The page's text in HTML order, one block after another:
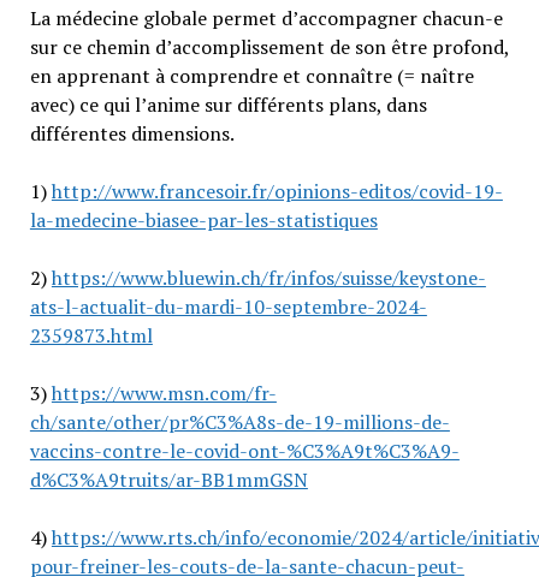
La médecine globale permet d’accompagner chacun-e
sur ce chemin d’accomplissement de son être profond,
en apprenant à comprendre et connaître (= naître
avec) ce qui l’anime sur différents plans, dans
différentes dimensions.
1)http://www.francesoir.fr/opinions-editos/covid-19-
la-medecine-biasee-par-les-statistiques
2)https://www.bluewin.ch/fr/infos/suisse/keystone-
ats-l-actualit-du-mardi-10-septembre-2024-
2359873.html
3)https://www.msn.com/fr-
ch/sante/other/pr%C3%A8s-de-19-millions-de-
vaccins-contre-le-covid-ont-%C3%A9t%C3%A9-
d%C3%A9truits/ar-BB1mmGSN
4)https://www.rts.ch/info/economie/2024/article/
pour-freiner-les-couts-de-la-sante-chacun-peut-